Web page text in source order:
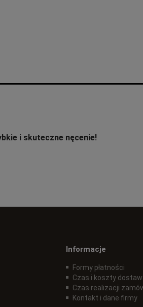
i skuteczne nęcenie!
Informacje
Formy płatności
Czas i koszty
Czas realizacji
Kontakt i dane firmy